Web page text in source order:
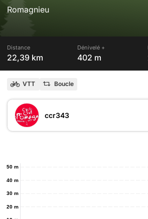
Romagnieu
Distance
22,39 km
Dénivelé +
402 m
VTT Boucle
ccr343
20 m
30 m
40 m
50 m